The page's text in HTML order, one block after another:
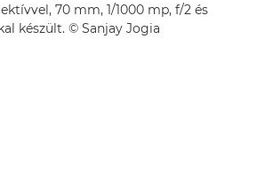
70 mm, 1/1000 mp, f/2 és
készült. © Sanjay Jogia